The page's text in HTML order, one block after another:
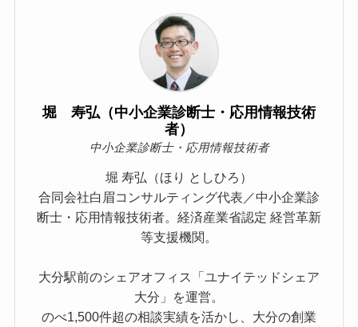
堀 寿弘（中小企業診断士・応用情報技術
者）
中小企業診断士・応用情報技術者
堀 寿弘（ほり としひろ）
合同会社白眉コンサルティング代表／中小企業診
断士・応用情報技術者。経済産業省認定 経営革新
等支援機関。
大分駅前のシェアオフィス「ユナイテッドシェア
大分」を運営。
のべ1,500件超の相談実績を活かし、大分の創業